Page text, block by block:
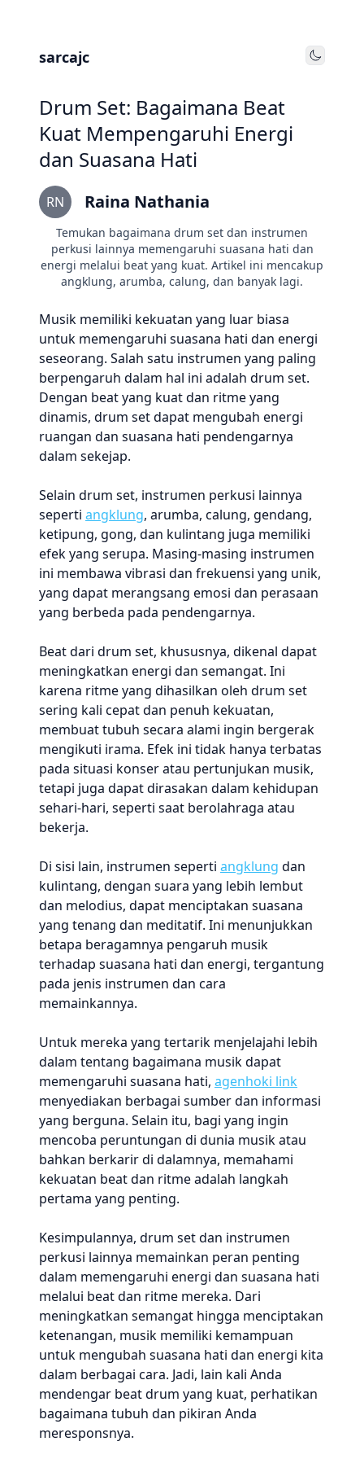
sarcajc Toggle
Drum Set: Bagaimana Beat
Kuat Mempengaruhi Energi
dan Suasana Hati
RN Raina Nathania
Temukan bagaimana drum set dan instrumen
perkusi lainnya memengaruhi suasana hati dan
energi melalui beat yang kuat. Artikel ini mencakup
angklung, arumba, calung, dan banyak lagi.
Musik memiliki kekuatan yang luar biasa
untuk memengaruhi suasana hati dan energi
seseorang. Salah satu instrumen yang paling
berpengaruh dalam hal ini adalah drum set.
Dengan beat yang kuat dan ritme yang
dinamis, drum set dapat mengubah energi
ruangan dan suasana hati pendengarnya
dalam sekejap.
Selain drum set, instrumen perkusi lainnya
seperti angklung, arumba, calung, gendang,
ketipung, gong, dan kulintang juga memiliki
efek yang serupa. Masing-masing instrumen
ini membawa vibrasi dan frekuensi yang unik,
yang dapat merangsang emosi dan perasaan
yang berbeda pada pendengarnya.
Beat dari drum set, khususnya, dikenal dapat
meningkatkan energi dan semangat. Ini
karena ritme yang dihasilkan oleh drum set
sering kali cepat dan penuh kekuatan,
membuat tubuh secara alami ingin bergerak
mengikuti irama. Efek ini tidak hanya terbatas
pada situasi konser atau pertunjukan musik,
tetapi juga dapat dirasakan dalam kehidupan
sehari-hari, seperti saat berolahraga atau
bekerja.
Di sisi lain, instrumen seperti angklung dan
kulintang, dengan suara yang lebih lembut
dan melodius, dapat menciptakan suasana
yang tenang dan meditatif. Ini menunjukkan
betapa beragamnya pengaruh musik
terhadap suasana hati dan energi, tergantung
pada jenis instrumen dan cara
memainkannya.
Untuk mereka yang tertarik menjelajahi lebih
dalam tentang bagaimana musik dapat
memengaruhi suasana hati, agenhoki link
menyediakan berbagai sumber dan informasi
yang berguna. Selain itu, bagi yang ingin
mencoba peruntungan di dunia musik atau
bahkan berkarir di dalamnya, memahami
kekuatan beat dan ritme adalah langkah
pertama yang penting.
Kesimpulannya, drum set dan instrumen
perkusi lainnya memainkan peran penting
dalam memengaruhi energi dan suasana hati
melalui beat dan ritme mereka. Dari
meningkatkan semangat hingga menciptakan
ketenangan, musik memiliki kemampuan
untuk mengubah suasana hati dan energi kita
dalam berbagai cara. Jadi, lain kali Anda
mendengar beat drum yang kuat, perhatikan
bagaimana tubuh dan pikiran Anda
meresponsnya.